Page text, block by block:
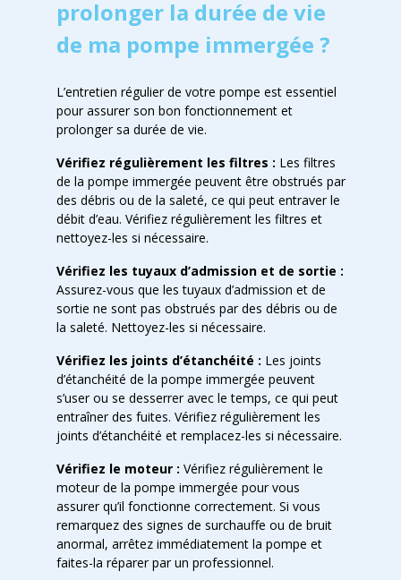
prolonger la durée de vie
de ma pompe immergée ?
L’entretien régulier de votre pompe est essentiel
pour assurer son bon fonctionnement et
prolonger sa durée de vie.
Vérifiez régulièrement les filtres : Les filtres
de la pompe immergée peuvent être obstrués par
des débris ou de la saleté, ce qui peut entraver le
débit d’eau. Vérifiez régulièrement les filtres et
nettoyez-les si nécessaire.
Vérifiez les tuyaux d’admission et de sortie :
Assurez-vous que les tuyaux d’admission et de
sortie ne sont pas obstrués par des débris ou de
la saleté. Nettoyez-les si nécessaire.
Vérifiez les joints d’étanchéité : Les joints
d’étanchéité de la pompe immergée peuvent
s’user ou se desserrer avec le temps, ce qui peut
entraîner des fuites. Vérifiez régulièrement les
joints d’étanchéité et remplacez-les si nécessaire.
Vérifiez le moteur : Vérifiez régulièrement le
moteur de la pompe immergée pour vous
assurer qu’il fonctionne correctement. Si vous
remarquez des signes de surchauffe ou de bruit
anormal, arrêtez immédiatement la pompe et
faites-la réparer par un professionnel.